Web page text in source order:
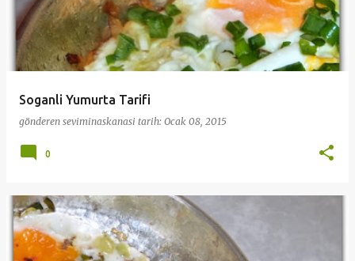
Soganli Yumurta Tarifi
gönderen seviminaskanasi tarih: Ocak 08, 2015
0